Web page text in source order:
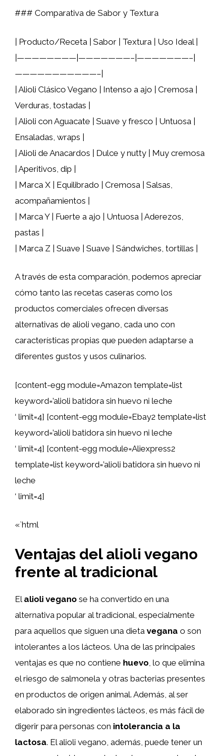
### Comparativa de Sabor y Textura
| Producto/Receta | Sabor | Textura | Uso Ideal |
|————————|———————–|———————–|
———————————–|
| Alioli Clásico Vegano | Intenso a ajo | Cremosa |
Verduras, tostadas |
| Alioli con Aguacate | Suave y fresco | Untuosa |
Ensaladas, wraps |
| Alioli de Anacardos | Dulce y nutty | Muy cremosa
| Aperitivos, dip |
| Marca X | Equilibrado | Cremosa | Salsas,
acompañamientos |
| Marca Y | Fuerte a ajo | Untuosa | Aderezos,
pastas |
| Marca Z | Suave | Suave | Sándwiches, tortillas |
A través de esta comparación, podemos apreciar
cómo tanto las recetas caseras como los
productos comerciales ofrecen diversas
alternativas de alioli vegano, cada uno con
características propias que pueden adaptarse a
diferentes gustos y usos culinarios.
[content-egg module=Amazon template=list
keyword=’alioli batidora sin huevo ni leche
‘ limit=4] [content-egg module=Ebay2 template=list
keyword=’alioli batidora sin huevo ni leche
‘ limit=4] [content-egg module=Aliexpress2
template=list keyword=’alioli batidora sin huevo ni
leche
‘ limit=4]
«`html
Ventajas del alioli vegano
frente al tradicional
El alioli vegano se ha convertido en una
alternativa popular al tradicional, especialmente
para aquellos que siguen una dieta vegana o son
intolerantes a los lácteos. Una de las principales
ventajas es que no contiene huevo , lo que elimina
el riesgo de salmonela y otras bacterias presentes
en productos de origen animal. Además, al ser
elaborado sin ingredientes lácteos, es más fácil de
digerir para personas con intolerancia a la
lactosa. El alioli vegano, además, puede tener un